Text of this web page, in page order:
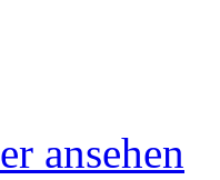
ansehen